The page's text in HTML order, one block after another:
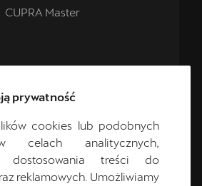
CUPRA Master
gazda.pl
prywatność
cookies lub podobnych
celach analitycznych,
dostosowania treści do
reklamowych. Umożliwiamy